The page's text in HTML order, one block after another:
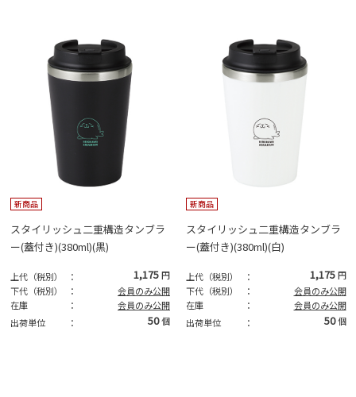
新商品
スタイリッシュ二重構造タンブラ
ー(蓋付き)(380ml)(黒)
上代（税別） ： 1,175円
下代（税別）
：
会員のみ公開
在庫
：
会員のみ公開
出荷単位
： 50個
新商品
スタイリッシュ二重構造タンブラ
ー(蓋付き)(380ml)(白)
上代（税別） ： 1,175 円
下代（税別）
：
会員のみ公開
在庫
：
会員のみ公開
出荷単位
： 50 個